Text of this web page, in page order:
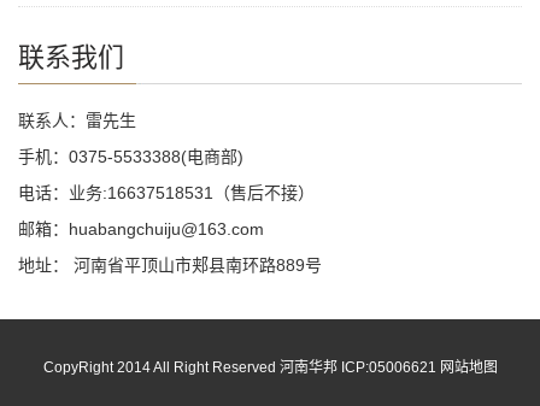
联系我们
联系人：雷先生
手机：0375-5533388(电商部)
电话：业务:16637518531（售后不接）
邮箱：huabangchuiju@163.com
地址： 河南省平顶山市郏县南环路889号
CopyRight 2014 All Right Reserved 河南华邦 ICP:05006621 网站地图